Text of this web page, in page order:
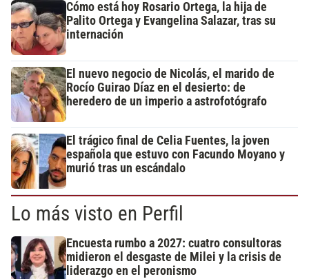
Cómo está hoy Rosario Ortega, la hija de
Palito Ortega y Evangelina Salazar, tras su
internación
El nuevo negocio de Nicolás, el marido de
Rocío Guirao Díaz en el desierto: de
heredero de un imperio a astrofotógrafo
El trágico final de Celia Fuentes, la joven
española que estuvo con Facundo Moyano y
murió tras un escándalo
Lo más visto en Perfil
Encuesta rumbo a 2027: cuatro consultoras
midieron el desgaste de Milei y la crisis de
liderazgo en el peronismo